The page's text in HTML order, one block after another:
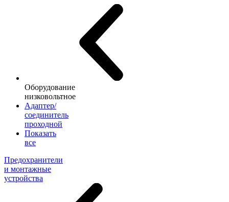
Оборудование
низковольтное
Адаптер/
соединитель
проходной
Показать
все
Предохранители
и монтажные
устройства